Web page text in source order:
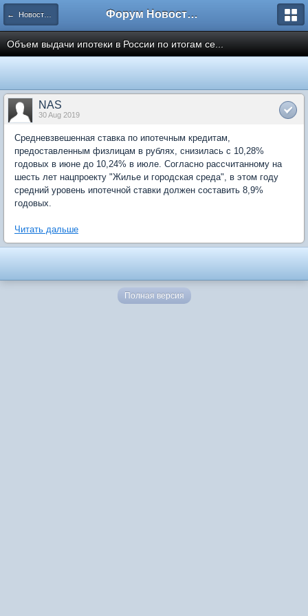
← Новости рынка недвижимости Форум Новостройки
Объем выдачи ипотеки в России по итогам се...
NAS
30 Aug 2019
Средневзвешенная ставка по ипотечным кредитам,
предоставленным физлицам в рублях, снизилась с 10,28%
годовых в июне до 10,24% в июле. Согласно рассчитанному на
шесть лет нацпроекту "Жилье и городская среда", в этом году
средний уровень ипотечной ставки должен составить 8,9%
годовых.
Читать дальше
Полная версия